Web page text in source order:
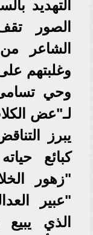
التهديد
الصور
الشاعر
وغلبتهم
وحي
لـ"عض
يبرز
كبائع
"زهور
"عبير
الذي